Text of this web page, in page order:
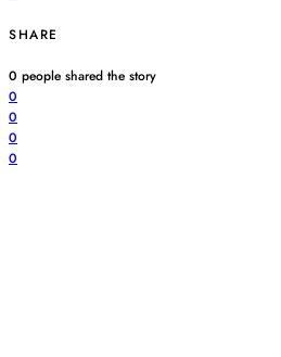
SHARE
0 people shared the story
0
0
0
0